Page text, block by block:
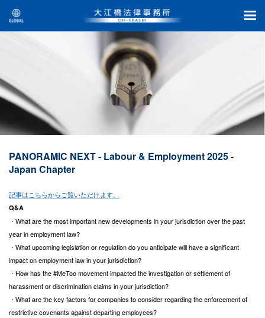
PANORAMIC NEXT - Labour & Employment 2025 -
Japan Chapter
記事はこちらからご覧いただけます。
Q&A
・What are the most important new developments in your jurisdiction over the past
year in employment law?
・What upcoming legislation or regulation do you anticipate will have a significant
impact on employment law in your jurisdiction?
・How has the #MeToo movement impacted the investigation or settlement of
harassment or discrimination claims in your jurisdiction?
・What are the key factors for companies to consider regarding the enforcement of
restrictive covenants against departing employees?